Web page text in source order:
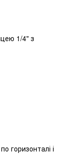
1/4" з
горизонталі і